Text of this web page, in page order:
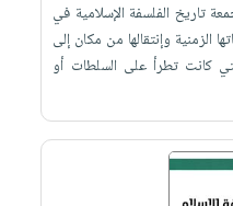
الفلسفة الإسلامية في
وإنتقالها من مكان إلى
كانت تطرأ على السلطات أو